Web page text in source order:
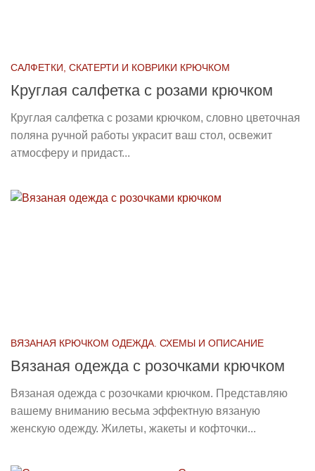
САЛФЕТКИ, СКАТЕРТИ И КОВРИКИ КРЮЧКОМ
Круглая салфетка с розами крючком
Круглая салфетка с розами крючком, словно цветочная
поляна ручной работы украсит ваш стол, освежит
атмосферу и придаст...
ВЯЗАНАЯ КРЮЧКОМ ОДЕЖДА. СХЕМЫ И ОПИСАНИЕ
Вязаная одежда с розочками крючком
Вязаная одежда с розочками крючком. Представляю
вашему вниманию весьма эффектную вязаную
женскую одежду. Жилеты, жакеты и кофточки...